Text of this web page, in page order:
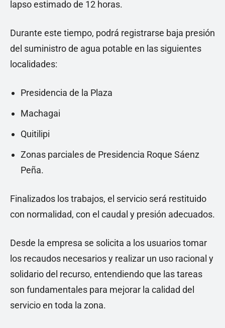
lapso estimado de 12 horas.
Durante este tiempo, podrá registrarse baja presión
del suministro de agua potable en las siguientes
localidades:
Presidencia de la Plaza
Machagai
Quitilipi
Zonas parciales de Presidencia Roque Sáenz
Peña.
Finalizados los trabajos, el servicio será restituido
con normalidad, con el caudal y presión adecuados.
Desde la empresa se solicita a los usuarios tomar
los recaudos necesarios y realizar un uso racional y
solidario del recurso, entendiendo que las tareas
son fundamentales para mejorar la calidad del
servicio en toda la zona.